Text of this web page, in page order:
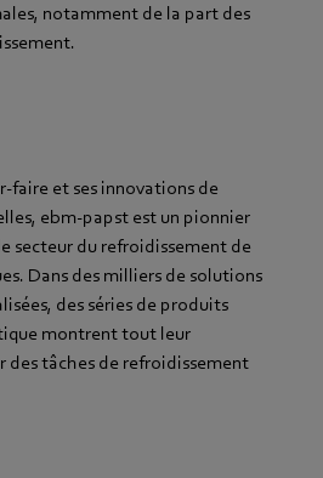
notamment de la part des
faire et ses innovations de
ebm‑papst est un pionnier
secteur du refroidissement de
Dans des milliers de solutions
des séries de produits
montrent tout leur
tâches de refroidissement